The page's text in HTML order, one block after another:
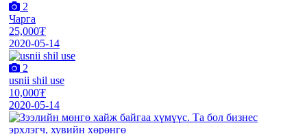
2
Чарга
25,000₮
2020-05-14
2
usnii shil use
10,000₮
2020-05-14